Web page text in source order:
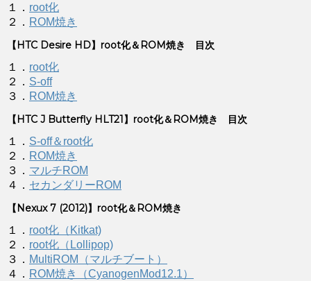
１． root化
２． ROM焼き
【HTC Desire HD】root化＆ROM焼き 目次
１． root化
２． S-off
３． ROM焼き
【HTC J Butterfly HLT21】root化＆ROM焼き 目次
１． S-off＆root化
２． ROM焼き
３． マルチROM
４． セカンダリーROM
【Nexux 7 (2012)】root化＆ROM焼き
１． root化（Kitkat)
２． root化（Lollipop)
３． MultiROM（マルチブート）
４． ROM焼き（CyanogenMod12.1）